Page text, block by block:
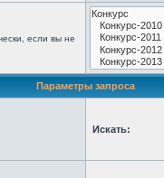
если вы не
Параметры запроса
Искать: